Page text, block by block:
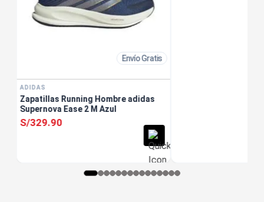
Envío Gratis
ADIDAS
Zapatillas Running Hombre adidas
Supernova Ease 2 M Azul
S/329.90